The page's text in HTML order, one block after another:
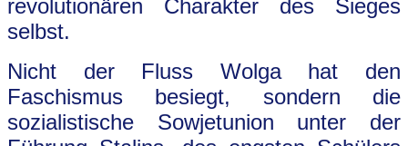
revolutionären Charakter des Sieges
selbst.
Nicht der Fluss Wolga hat den
Faschismus besiegt, sondern die
sozialistische Sowjetunion unter der